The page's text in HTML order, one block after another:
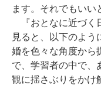
ます。それでもいい
『おとなに近づく
見ると、以下のよう
婚を色々な角度から
で、学習者の中で、
観に揺さぶりをかけ